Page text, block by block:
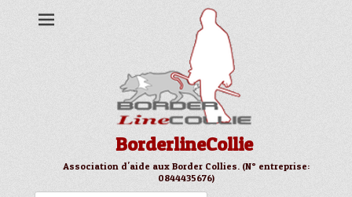
BorderlineCollie
Association d'aide aux Border Collies. (N° entreprise:
0844435676)